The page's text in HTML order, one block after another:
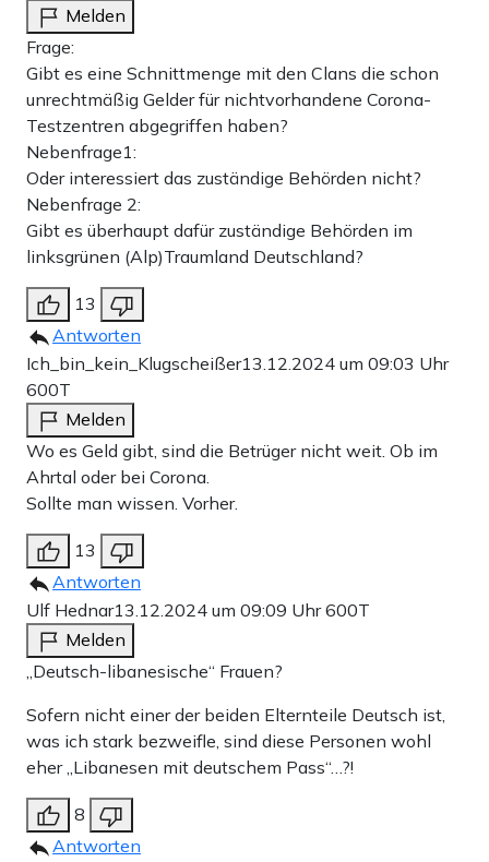
Melden
Frage:
Gibt es eine Schnittmenge mit den Clans die schon
unrechtmäßig Gelder für nichtvorhandene Corona-
Testzentren abgegriffen haben?
Nebenfrage1:
Oder interessiert das zuständige Behörden nicht?
Nebenfrage 2:
Gibt es überhaupt dafür zuständige Behörden im
linksgrünen (Alp)Traumland Deutschland?
13
Antworten
Ich_bin_kein_Klugscheißer13.12.2024 um 09:03 Uhr
600T
Melden
Wo es Geld gibt, sind die Betrüger nicht weit. Ob im
Ahrtal oder bei Corona.
Sollte man wissen. Vorher.
13
Antworten
Ulf Hednar13.12.2024 um 09:09 Uhr600T
Melden
„Deutsch-libanesische“ Frauen?
Sofern nicht einer der beiden Elternteile Deutsch ist,
was ich stark bezweifle, sind diese Personen wohl
eher „Libanesen mit deutschem Pass“…?!
8
Antworten